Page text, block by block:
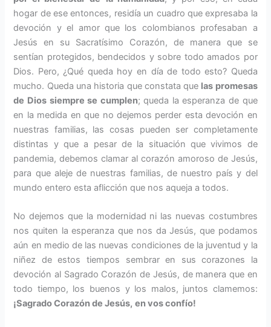
hogar de ese entonces, residía un cuadro que expresaba la
devoción y el amor que los colombianos profesaban a
Jesús en su Sacratísimo Corazón, de manera que se
sentían protegidos, bendecidos y sobre todo amados por
Dios. Pero, ¿Qué queda hoy en día de todo esto? Queda
mucho. Queda una historia que constata que las promesas
de Dios siempre se cumplen; queda la esperanza de que
en la medida en que no dejemos perder esta devoción en
nuestras familias, las cosas pueden ser completamente
distintas y que a pesar de la situación que vivimos de
pandemia, debemos clamar al corazón amoroso de Jesús,
para que aleje de nuestras familias, de nuestro país y del
mundo entero esta aflicción que nos aqueja a todos.
No dejemos que la modernidad ni las nuevas costumbres
nos quiten la esperanza que nos da Jesús, que podamos
aún en medio de las nuevas condiciones de la juventud y la
niñez de estos tiempos sembrar en sus corazones la
devoción al Sagrado Corazón de Jesús, de manera que en
todo tiempo, los buenos y los malos, juntos clamemos:
¡Sagrado Corazón de Jesús, en vos confío!